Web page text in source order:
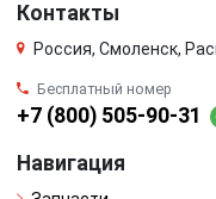
Контакты
Россия, Смоленск,
Бесплатный номер
+7 (800) 505-90-31
Навигация